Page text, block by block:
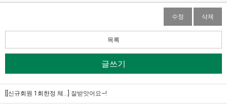
수정 삭제
목록
글쓰기
[[신규회원 1회한정 체...] 잘받앗어요~!